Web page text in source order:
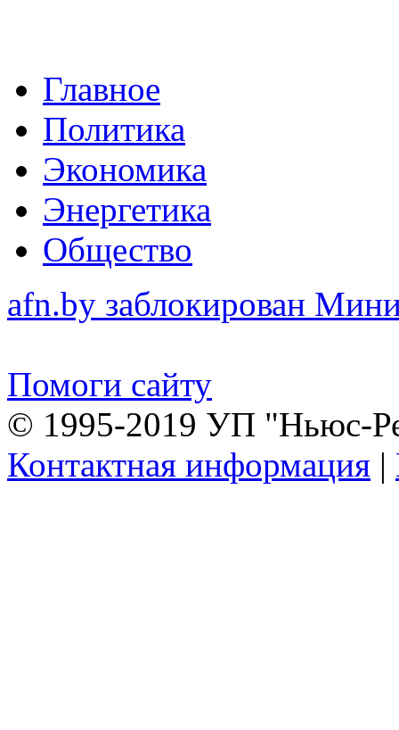
Главное
Политика
Экономика
Энергетика
Общество
afn.by заблокирован
Помоги сайту
© 1995-2019 УП "Ньюс-
Контактная информация |